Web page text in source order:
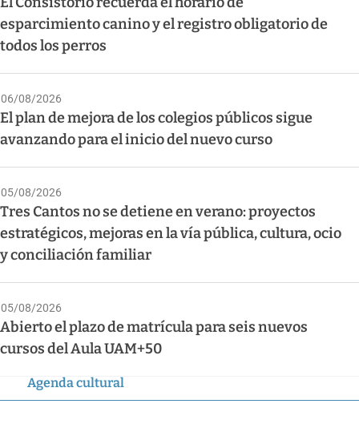
esparcimiento canino y el registro obligatorio de
todos los perros
06/08/2026
El plan de mejora de los colegios públicos sigue
avanzando para el inicio del nuevo curso
05/08/2026
Tres Cantos no se detiene en verano: proyectos
estratégicos, mejoras en la vía pública, cultura, ocio
y conciliación familiar
05/08/2026
Abierto el plazo de matrícula para seis nuevos
cursos del Aula UAM+50
Agenda cultural